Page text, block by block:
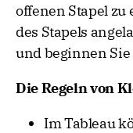
offenen Stapel zu
des Stapels
und beginnen
Die Regeln von
Im Tableau